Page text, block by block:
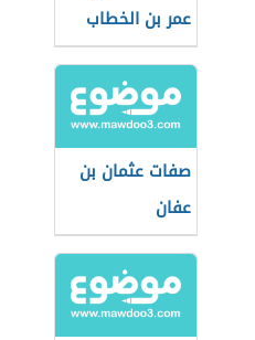
عمر بن الخطاب
صفات عثمان بن
عفان